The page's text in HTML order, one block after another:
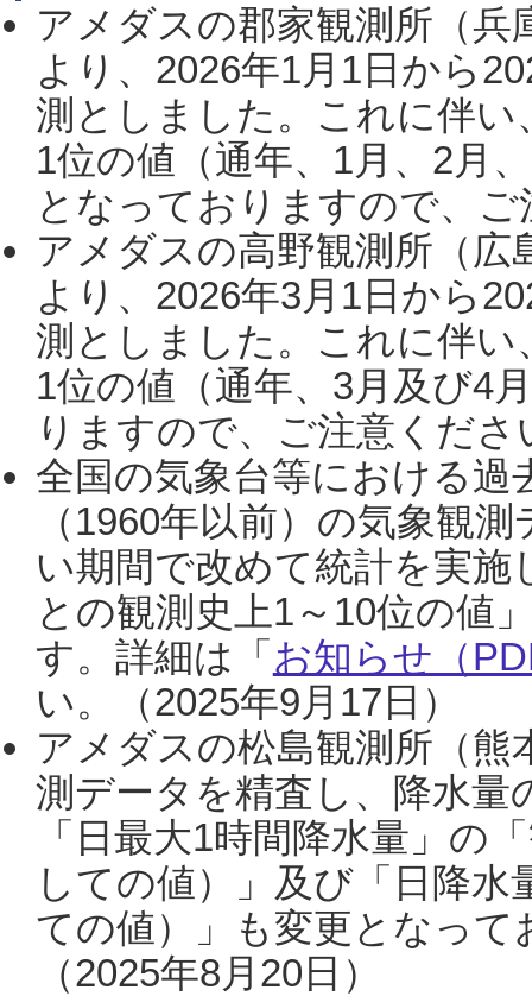
アメダスの郡家観測所（
より、2026年1月1日から
測としました。これに伴い
1位の値（通年、1月、2月
となっておりますので、
アメダスの高野観測所（
より、2026年3月1日から
測としました。これに伴い
1位の値（通年、3月及び4
りますので、ご注意くだ
全国の気象台等における過
（1960年以前）の気象観
い期間で改めて統計を実
との観測史上1～10位の値
す。詳細は「 お知らせ（
い。（2025年9月17日）
アメダスの松島観測所（熊
測データを精査し、降水
「日最大1時間降水量」の
しての値）」及び「日降
ての値）」も変更となっ
（2025年8月20日）